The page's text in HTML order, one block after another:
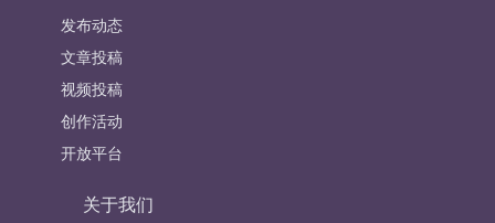
发布动态
文章投稿
视频投稿
创作活动
开放平台
关于我们